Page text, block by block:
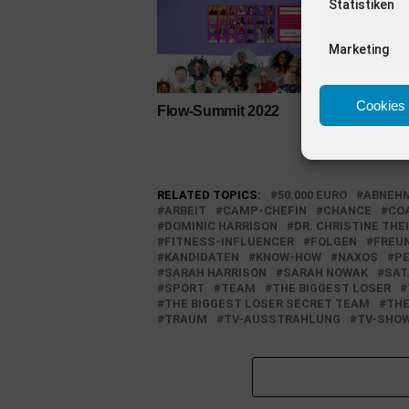
Statistiken
Marketing
Cookies
Flow-Summit 2022
RELATED TOPICS: 50.000 EURO
ARBEIT
CAMP-CHEFIN CHANCE
DOMINIC HARRISON
DR. CHRISTINE
FITNESS-INFLUENCER
FOLGEN
KANDIDATEN
KNOW-HOW NAXOS
SARAH HARRISON
SARAH NOWAK
SPORT
TEAM THE BIGGEST LOSER
THE BIGGEST LOSER SECRET TEAM
TRAUM
TV-AUSSTRAHLUNG TV-